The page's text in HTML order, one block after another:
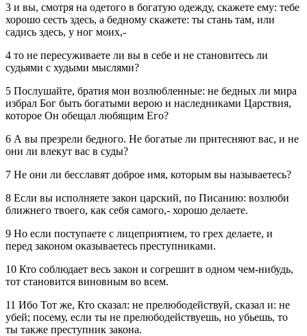
3 и вы, смотря на одетого в богатую одежду, скажете ему: тебе
хорошо сесть здесь, а бедному скажете: ты стань там, или
садись здесь, у ног моих,-
4 то не пересуживаете ли вы в себе и не становитесь ли
судьями с худыми мыслями?
5 Послушайте, братия мои возлюбленные: не бедных ли мира
избрал Бог быть богатыми верою и наследниками Царствия,
которое Он обещал любящим Его?
6 А вы презрели бедного. Не богатые ли притесняют вас, и не
они ли влекут вас в суды?
7 Не они ли бесславят доброе имя, которым вы называетесь?
8 Если вы исполняете закон царский, по Писанию: возлюби
ближнего твоего, как себя самого,- хорошо делаете.
9 Но если поступаете с лицеприятием, то грех делаете, и
перед законом оказываетесь преступниками.
10 Кто соблюдает весь закон и согрешит в одном чем-нибудь,
тот становится виновным во всем.
11 Ибо Тот же, Кто сказал: не прелюбодействуй, сказал и: не
убей; посему, если ты не прелюбодействуешь, но убьешь, то
ты также преступник закона.